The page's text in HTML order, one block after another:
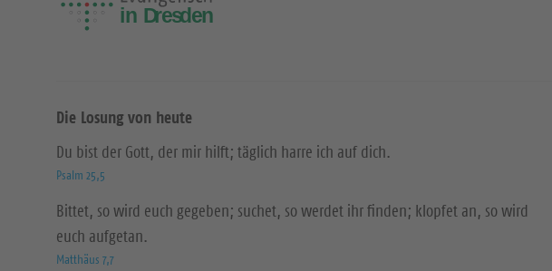
Die Losung von heute
Du bist der Gott, der mir hilft; täglich harre ich auf dich.
Psalm 25,5
Bittet, so wird euch gegeben; suchet, so werdet ihr finden; klopfet an, so wird
euch aufgetan.
Matthäus 7,7